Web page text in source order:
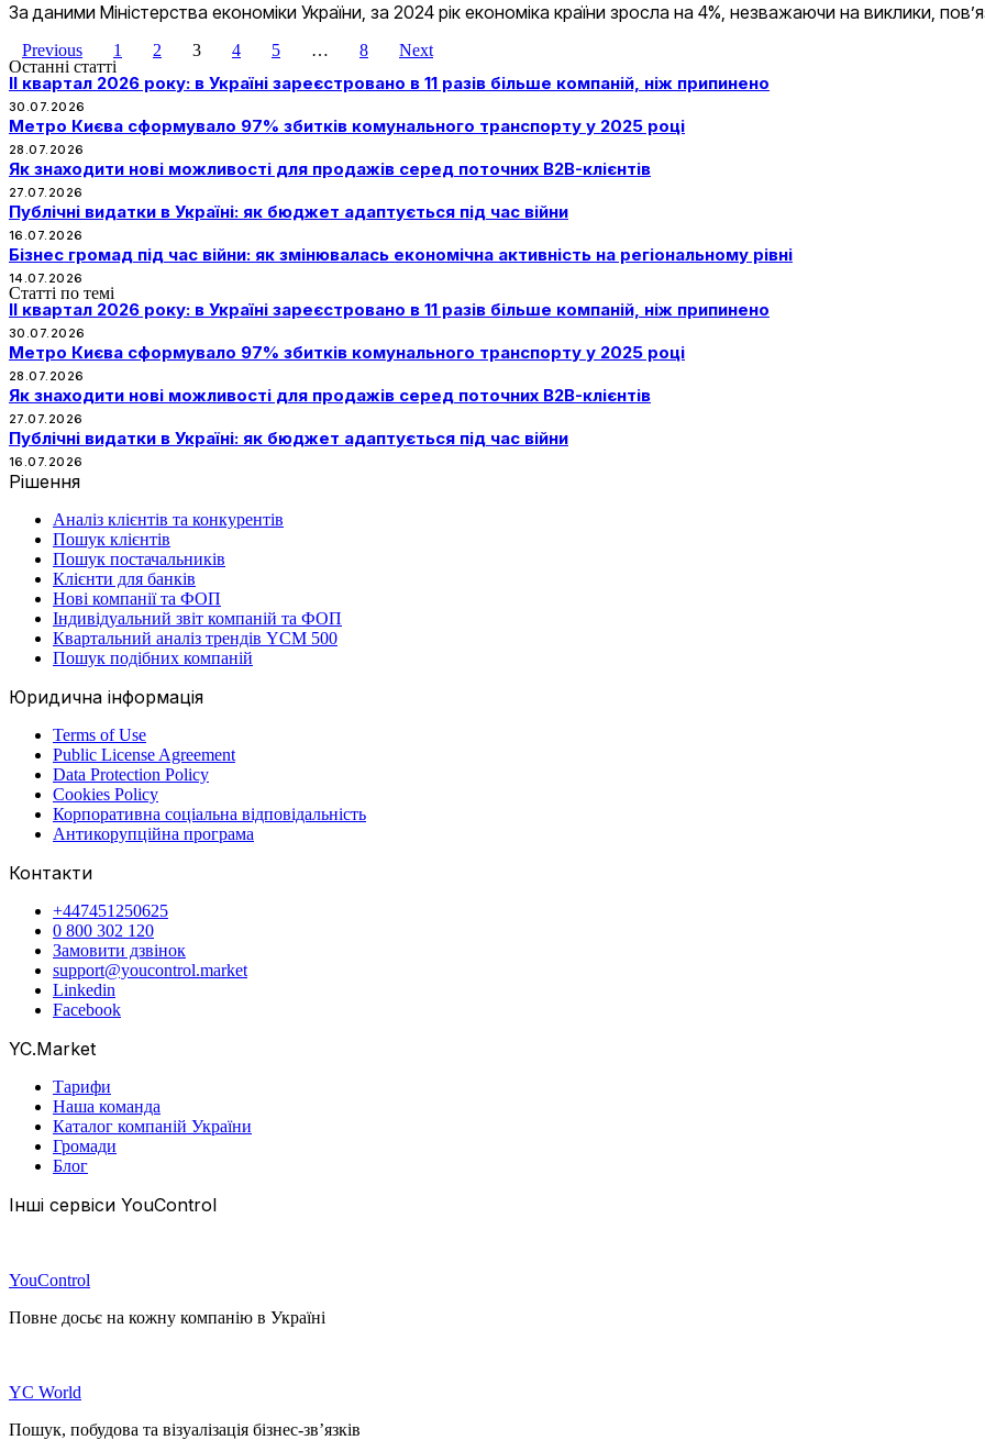
За даними Міністерства економіки України, за 2024 рік економіка країни зросла на 4%, незважаючи на виклики,
Previous 1 2 3 4 5 … 8
Next
Останні статті
II квартал 2026 року: в Україні зареєстровано в 11 разів більше компаній, ніж припинено
30.07.2026
Метро Києва сформувало 97% збитків комунального транспорту у 2025 році
28.07.2026
Як знаходити нові можливості для продажів серед поточних B2B-клієнтів
27.07.2026
Публічні видатки в Україні: як бюджет адаптується під час війни
16.07.2026
Бізнес громад під час війни: як змінювалась економічна активність на регіональному рівні
14.07.2026
Статті по темі
II квартал 2026 року: в Україні зареєстровано в 11 разів більше компаній, ніж припинено
30.07.2026
Метро Києва сформувало 97% збитків комунального транспорту у 2025 році
28.07.2026
Як знаходити нові можливості для продажів серед поточних B2B-клієнтів
27.07.2026
Публічні видатки в Україні: як бюджет адаптується під час війни
16.07.2026
Рішення
Аналіз клієнтів та конкурентів
Пошук клієнтів
Пошук постачальників
Клієнти для банків
Нові компанії та ФОП
Індивідуальний звіт компаній та ФОП
Квартальний аналіз трендів YCM 500
Пошук подібних компаній
Юридична інформація
Terms of Use
Public License Agreement
Data Protection Policy
Cookies Policy
Корпоративна соціальна відповідальність
Антикорупційна програма
Контакти
+447451250625
0 800 302 120
Замовити дзвінок
support@youcontrol.market
Linkedin
Facebook
YC.Market
Тарифи
Наша команда
Каталог компаній України
Громади
Блог
Інші сервіси YouControl
YouControl
Повне досьє на кожну компанію в Україні
YC World
Пошук, побудова та візуалізація бізнес-зв’язків